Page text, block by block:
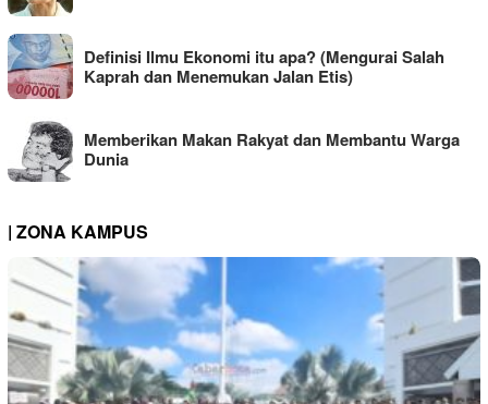
Definisi Ilmu Ekonomi itu apa? (Mengurai Salah
Kaprah dan Menemukan Jalan Etis)
Memberikan Makan Rakyat dan Membantu Warga
Dunia
| ZONA KAMPUS